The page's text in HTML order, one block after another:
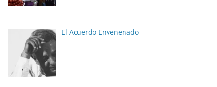
El Acuerdo Envenenado